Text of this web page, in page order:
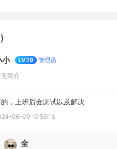
小 LV.19 管理员
简介
，上班后会测试以及解决
06-09 10:56:16
全